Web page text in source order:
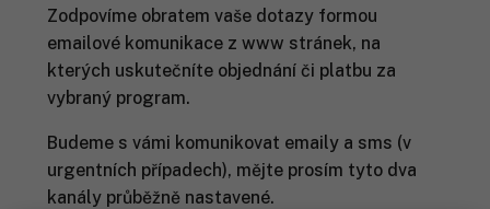
Zodpovíme obratem vaše dotazy formou
emailové komunikace z www stránek, na
kterých uskutečníte objednání či platbu za
vybraný program.
Budeme s vámi komunikovat emaily a sms (v
urgentních případech), mějte prosím tyto dva
kanály průběžně nastavené.